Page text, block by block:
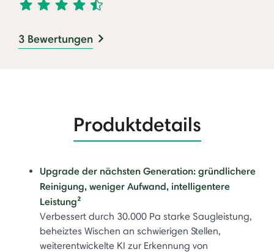
3 Bewertungen
Produktdetails
Upgrade der nächsten Generation: gründlichere
Reinigung, weniger Aufwand, intelligentere
Leistung²
Verbessert durch 30.000 Pa starke Saugleistung,
beheiztes Wischen an schwierigen Stellen,
weiterentwickelte KI zur Erkennung von